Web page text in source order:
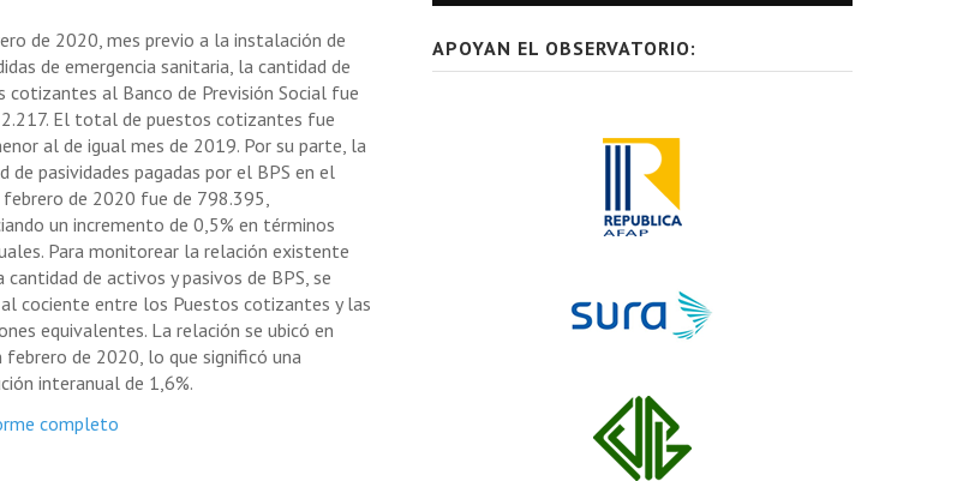
de 2020, mes previo a la instalación de
de emergencia sanitaria, la cantidad de
cotizantes al Banco de Previsión Social fue
El total de puestos cotizantes fue
al de igual mes de 2019. Por su parte, la
de pasividades pagadas por el BPS en el
febrero de 2020 fue de 798.395,
un incremento de 0,5% en términos
Para monitorear la relación existente
cantidad de activos y pasivos de BPS, se
cociente entre los Puestos cotizantes y las
equivalentes. La relación se ubicó en
febrero de 2020, lo que significó una
interanual de 1,6%.
completo
APOYAN EL OBSERVATORIO: